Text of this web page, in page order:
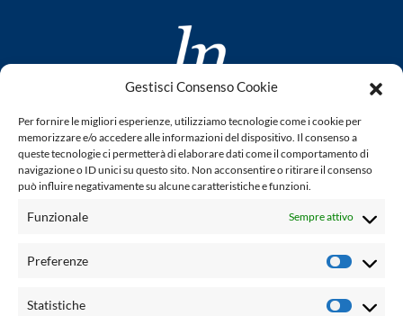
Gestisci Consenso Cookie
Per fornire le migliori esperienze, utilizziamo tecnologie come i cookie per
memorizzare e/o accedere alle informazioni del dispositivo. Il consenso a
queste tecnologie ci permetterà di elaborare dati come il comportamento di
navigazione o ID unici su questo sito. Non acconsentire o ritirare il consenso
può influire negativamente su alcune caratteristiche e funzioni.
Funzionale Sempre attivo
Preferenze
Statistiche
www.laletteraturaenoi.it
fondato da Romano Luperini
Questo blog non rappresenta una testata giornalistica in
quanto viene aggiornato senza alcuna periodicità. Non può
legge n° 62 del 7.03.2001. L'autore non è responsabile per